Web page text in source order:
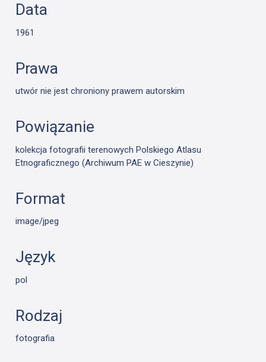
Data
1961
Prawa
utwór nie jest chroniony prawem autorskim
Powiązanie
kolekcja fotografii terenowych Polskiego Atlasu
Etnograficznego (Archiwum PAE w Cieszynie)
Format
image/jpeg
Język
pol
Rodzaj
fotografia